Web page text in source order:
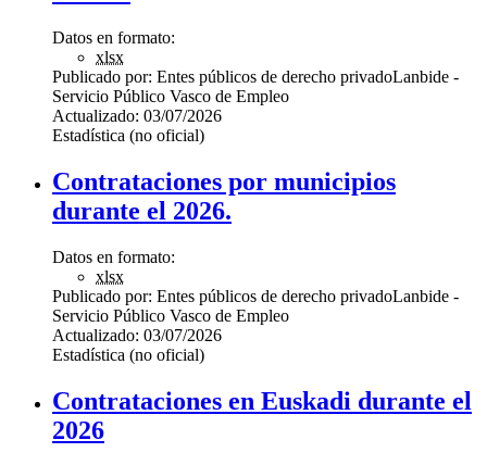
Datos en formato:
xlsx
Publicado por: Entes públicos de derecho privadoLanbide -
Servicio Público Vasco de Empleo
Actualizado: 03/07/2026
Estadística (no oficial)
Contrataciones por municipios
durante el 2026.
Datos en formato:
xlsx
Publicado por: Entes públicos de derecho privadoLanbide -
Servicio Público Vasco de Empleo
Actualizado: 03/07/2026
Estadística (no oficial)
Contrataciones en Euskadi durante el
2026